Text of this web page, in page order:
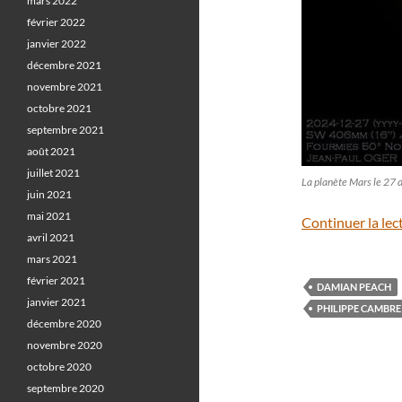
La planète Mars le 27
Continuer la
DAMIAN PEACH
PHILIPPE CAMBRE
février 2022
janvier 2022
décembre 2021
novembre 2021
octobre 2021
septembre 2021
août 2021
juillet 2021
juin 2021
mai 2021
avril 2021
mars 2021
février 2021
janvier 2021
décembre 2020
novembre 2020
octobre 2020
septembre 2020